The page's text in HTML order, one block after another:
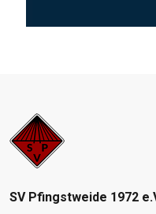
SV Pfingstweide 1972